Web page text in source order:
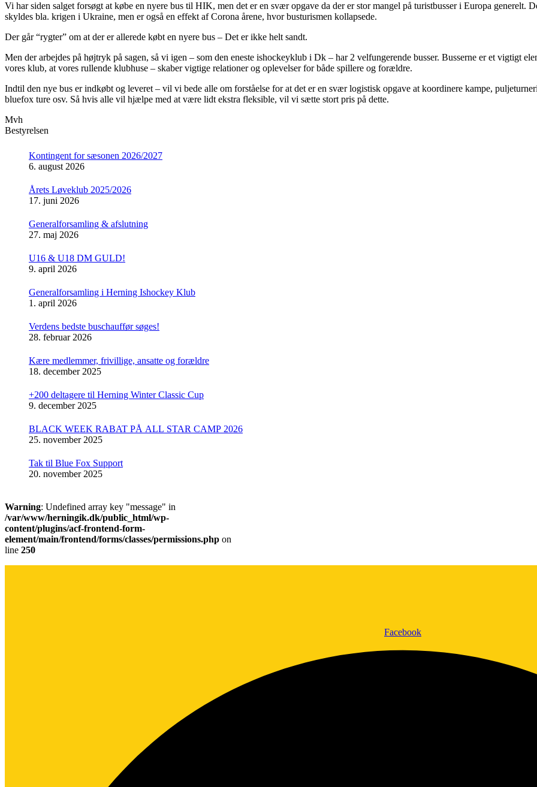
Vi har siden salget forsøgt at købe en nyere bus til HIK, men det er en svær opgave da der er stor mangel på turistbusser i Europa generelt.
skyldes bla. krigen i Ukraine, men er også en effekt af Corona årene, hvor busturismen kollapsede.
Der går “rygter” om at der er allerede købt en nyere bus – Det er ikke helt sandt.
Men der arbejdes på højtryk på sagen, så vi igen – som den eneste ishockeyklub i Dk – har 2 velfungerende busser. Busserne er et vigtigt
vores klub, at vores rullende klubhuse – skaber vigtige relationer og oplevelser for både spillere og forældre.
Indtil den nye bus er indkøbt og leveret – vil vi bede alle om forståelse for at det er en svær logistisk opgave at koordinere kampe,
bluefox ture osv. Så hvis alle vil hjælpe med at være lidt ekstra fleksible, vil vi sætte stort pris på dette.
Mvh
Bestyrelsen
Kontingent for sæsonen 2026/2027
6. august 2026
Årets Løveklub 2025/2026
17. juni 2026
Generalforsamling & afslutning
27. maj 2026
U16 & U18 DM GULD!
9. april 2026
Generalforsamling i Herning Ishockey Klub
1. april 2026
Verdens bedste buschauffør søges!
28. februar 2026
Kære medlemmer, frivillige, ansatte og forældre
18. december 2025
+200 deltagere til Herning Winter Classic Cup
9. december 2025
BLACK WEEK RABAT PÅ ALL STAR CAMP 2026
25. november 2025
Tak til Blue Fox Support
20. november 2025
Warning: Undefined array key "message" in
/var/www/herningik.dk/public_html/wp-
content/plugins/acf-frontend-form-
element/main/frontend/forms/classes/permissions.php on
line 250
Facebook